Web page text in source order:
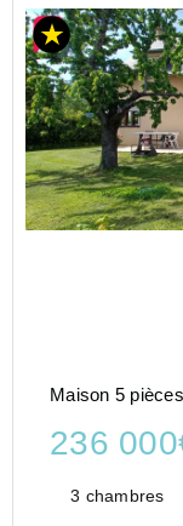
Maison 5
236
3 chambres